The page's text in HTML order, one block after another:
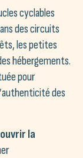
cyclables
des circuits
les petites
hébergements.
pour
des
la